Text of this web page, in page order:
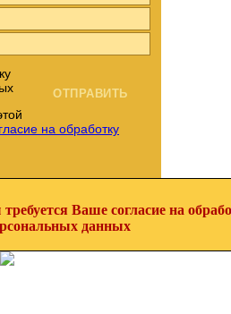
на обработку
Ваше согласие на
данных